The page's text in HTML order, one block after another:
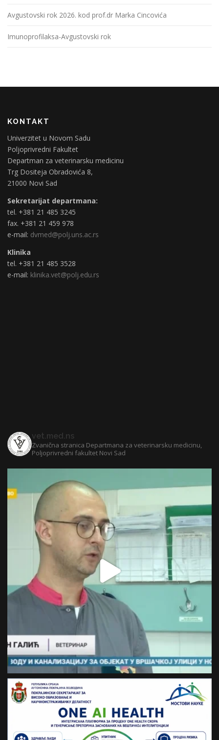
Avgustovski rok 2026. kod prof.dr Marka Cincovića
Imunoprofilaksa-Avgustovski rok
KONTAKT
Univerzitet u Novom Sadu
Poljoprivredni Fakultet
Departman za veterinarsku medicinu
Trg Dositeja Obradovića 8,
21000 Novi Sad
Sekretarijat departmana:
tel. +381 21 485 3245
fax. +381 21 459 978
e-mail: dvmed@polj.uns.ac.rs
Klinika
tel. +381 21 485 3528
e-mail: klinika.vet@polj.edu.rs
vet.med.ns
Zvanična stranica Departmana za veterinarsku medicinu,
Poljoprivredni fakultet Novi Sad